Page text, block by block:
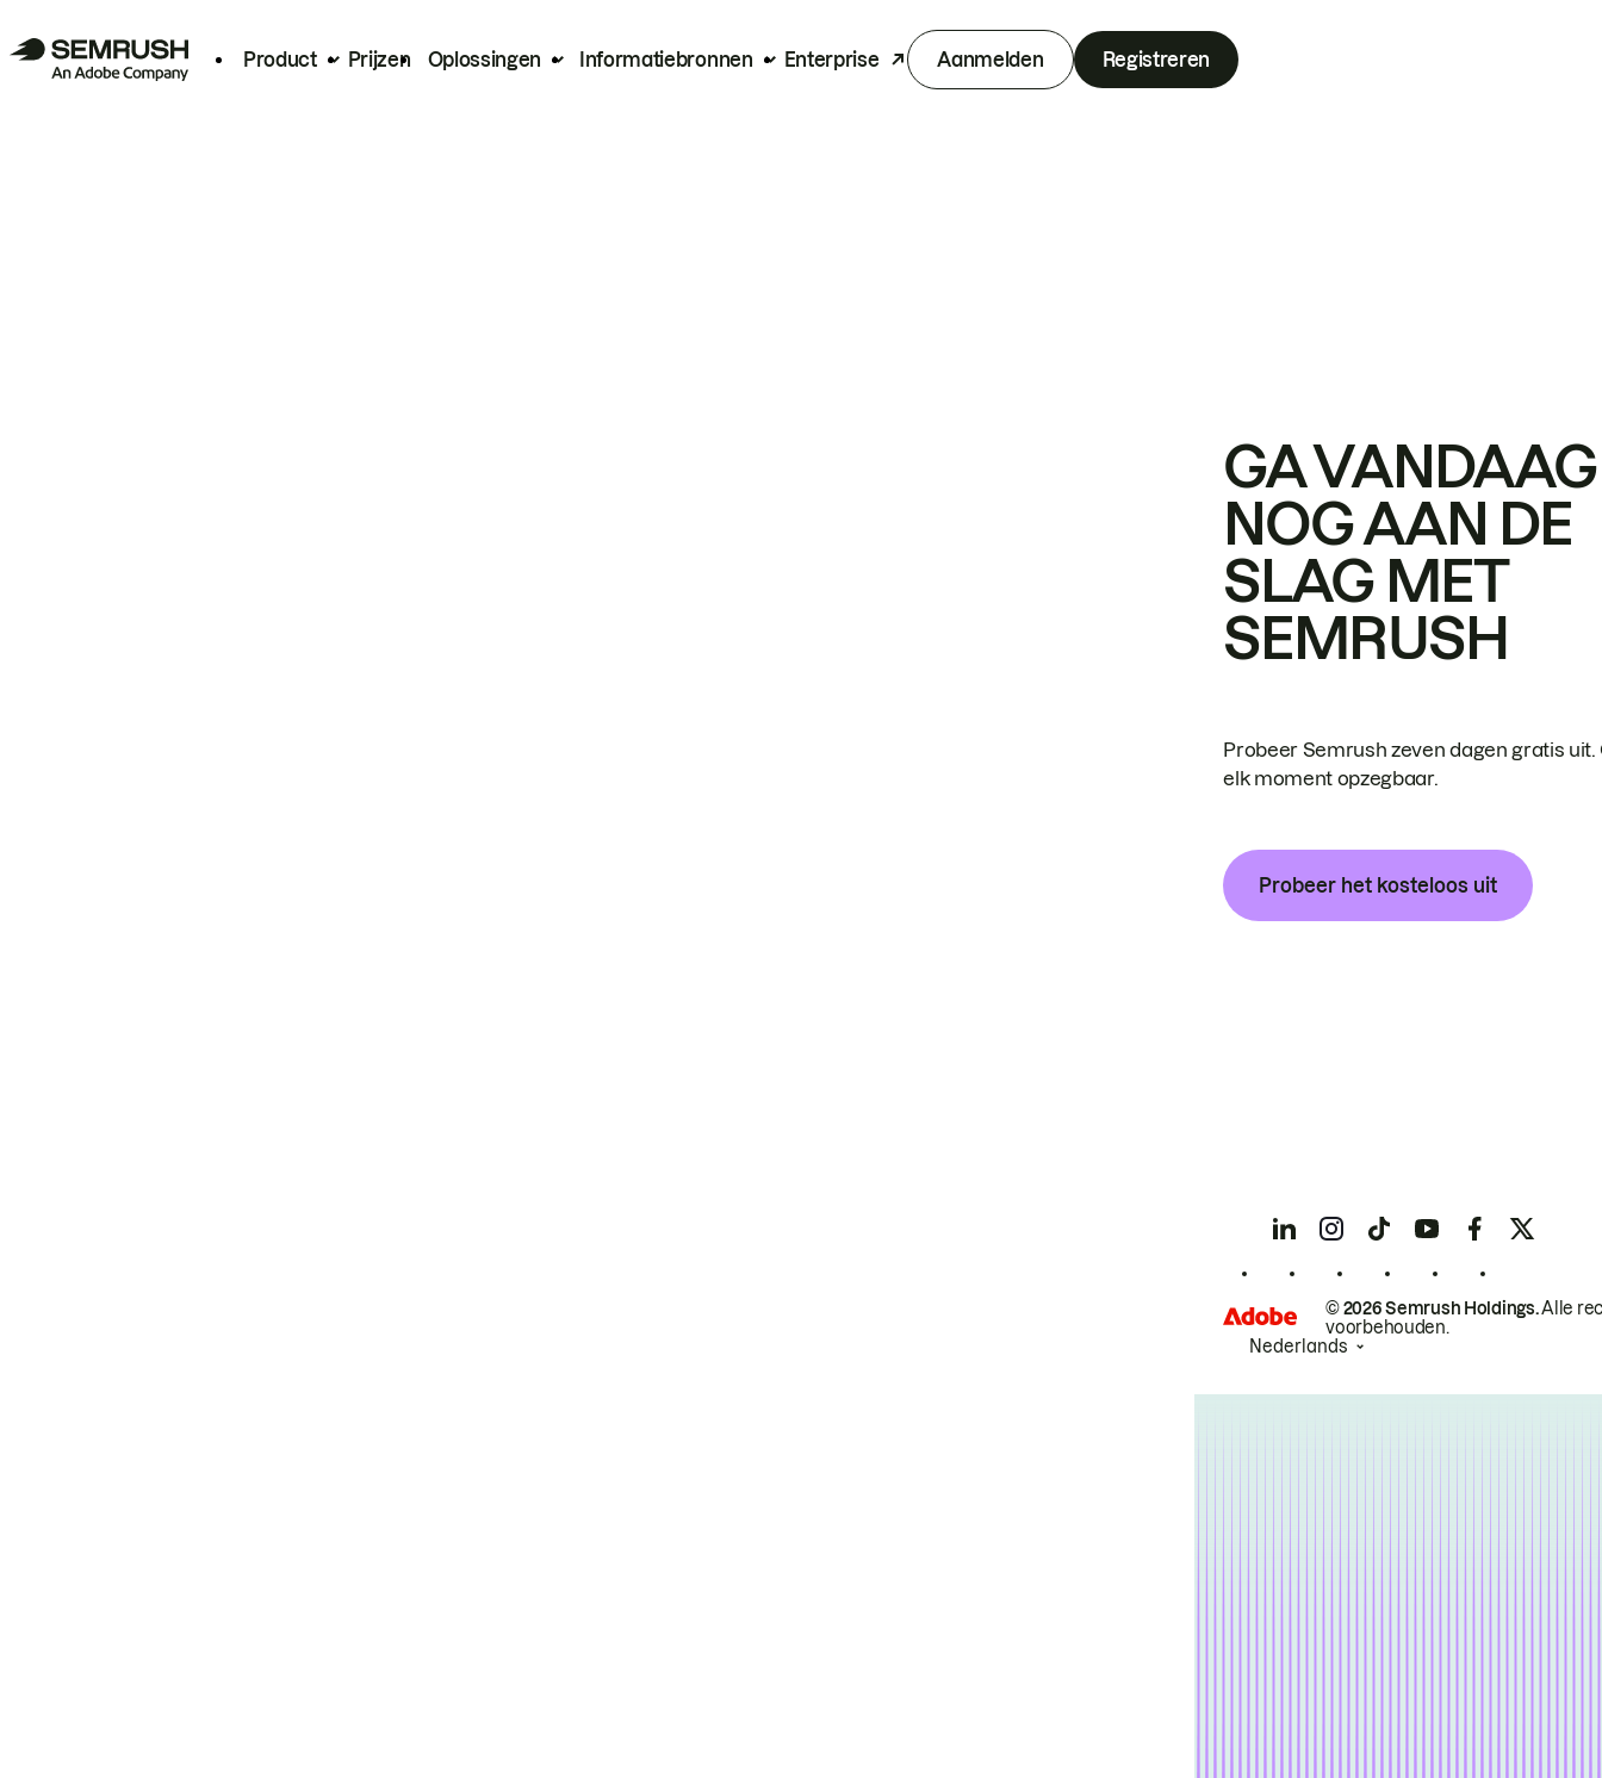
Product Prijzen Oplossingen Informatiebronnen Enterprise Aanmelden Registreren
GA VANDAAG
NOG AAN DE
SLAG MET
SEMRUSH
Probeer Semrush zeven dagen gratis uit.
elk moment opzegbaar.
Probeer het kosteloos uit
© 2026 Semrush Holdings.Alle
voorbehouden.
Nederlands